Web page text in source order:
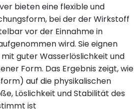
bieten eine flexible und
bei der der Wirkstoff
vor der Einnahme in
wird. Sie eignen
guter Wasserlöslichkeit und
Form. Das Ergebnis zeigt, wie
auf die physikalischen
Löslichkeit und Stabilität des
ist